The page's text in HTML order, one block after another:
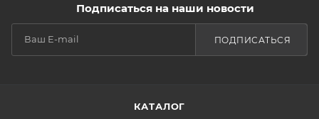
Подписаться на наши новости
ПОДПИСАТЬСЯ
КАТАЛОГ